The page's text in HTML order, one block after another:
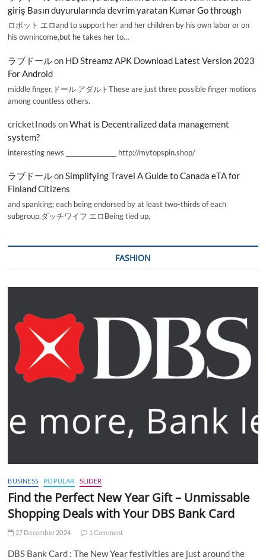
giriş Basın duyurularında devrim yaratan Kumar Go through
ロボット エロand to support her and her children by his own labor or on
his ownincome,but he takes her to…
ラブドールon HD Streamz APK Download Latest Version 2023
For Android
middle finger,ドール アダルトThese are just three possible finger motions
among countless others.
cricketInods onWhat is Decentralized data management
system?
interesting news _________________ http://mytopspin.shop/
ラブドールonSimplifying Travel A Guide to Canada eTA for
Finland Citizens
and spanking; each being endorsed by at least two-thirds of each
subgroup.ダッチワイフ エロBeing tied up,
FASHION
BUSINESS POPULAR SLIDER
Find the Perfect New Year Gift – Unmissable
Shopping Deals with Your DBS Bank Card
27 December 2024 1 Comment
DBS Bank Card : The New Year festivities are just around the